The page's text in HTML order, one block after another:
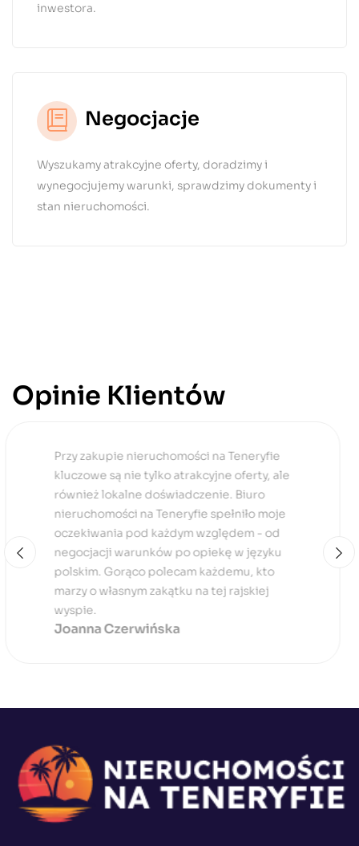
inwestora.
Negocjacje
Wyszukamy atrakcyjne oferty, doradzimy i
wynegocjujemy warunki, sprawdzimy dokumenty i
stan nieruchomości.
Opinie Klientów
Dla mnie, jako inwestora zagranicznego,
kluczową kwestią było zrozumienie
procesu zakupu nieruchomości na
Teneryfie. Biuro to nie tylko pomogło mi w
znalezieniu idealnej oferty, ale także
zapewniło kompleksowe wsparcie
prawnicze i finansowe. Bez obaw mogę
polecić ich usługi każdemu, kto chce
zainwestować w rajską wyspę!
Andrzej Kwiatkowski